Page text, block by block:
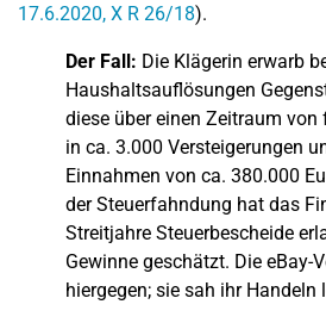
17.6.2020, X R 26/18).
Der Fall: Die Klägerin erwarb
Haushaltsauflösungen
diese über einen Zeitraum
in ca. 3.000 Versteigerungen
Einnahmen von ca. 380.000
der Steuerfahndung hat das
Streitjahre Steuerbescheide
Gewinne geschätzt. Die eBay-
hiergegen; sie sah ihr